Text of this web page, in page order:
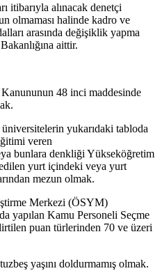
itibarıyla alınacak denetçi
olmaması halinde kadro ve
arasında değişiklik yapma
aittir.
48 inci maddesinde
yukarıdaki tabloda
veren
bunlara denkliği Yükseköğretim
yurt içindeki veya yurt
mezun olmak.
Merkezi (ÖSYM)
yapılan Kamu Personeli Seçme
puan türlerinden 70 ve üzeri
yaşını doldurmamış olmak.